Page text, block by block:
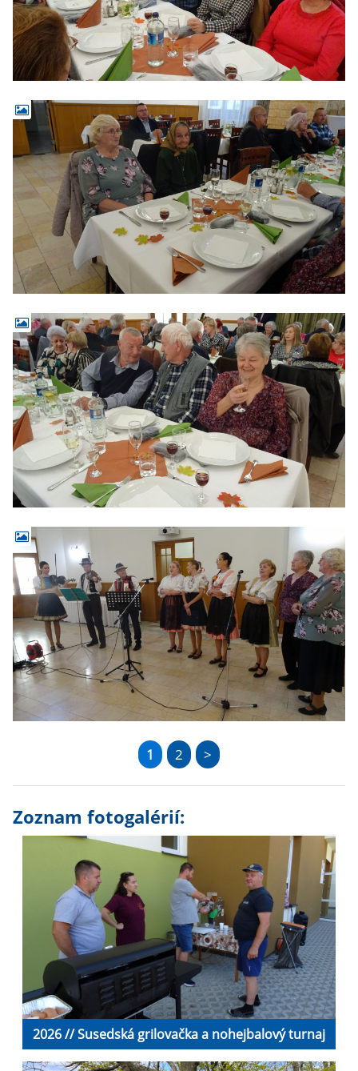
1 2 >
Zoznam fotogalérií:
2026 // Susedská grilovačka a nohejbalový turnaj